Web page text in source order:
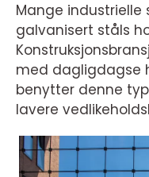
Mange
galvanisert ståls
med dagligdagse
benytter denne
lavere